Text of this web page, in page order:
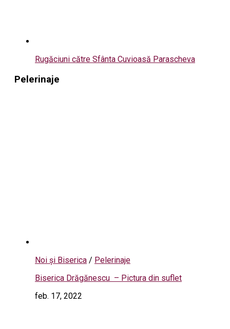
Rugăciuni către Sfânta Cuvioasă Parascheva
Pelerinaje
Noi și Biserica / Pelerinaje
Biserica Drăgănescu – Pictura din suflet
feb. 17, 2022